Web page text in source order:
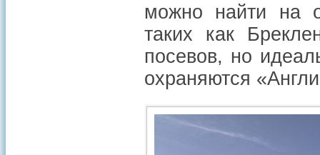
можно найти на
таких как
посевов, но
охраняются